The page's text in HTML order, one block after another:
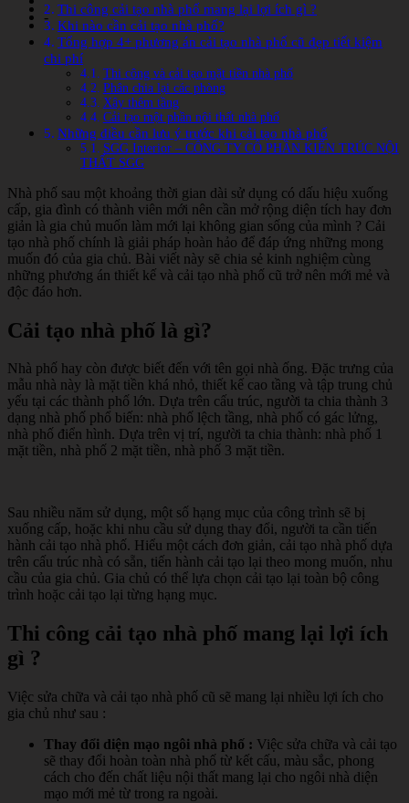
-
Thi công cải tạo nhà phố mang lại lợi ích gì ?
Khi nào cần cải tạo nhà phố?
Tổng hợp 4+ phương án cải tạo nhà phố cũ đẹp tiết kiệm
chi phí
Thi công và cải tạo mặt tiền nhà phố
Phân chia lại các phòng
Xây thêm tầng
Cải tạo một phần nội thất nhà phố
Những điều cần lưu ý trước khi cải tạo nhà phố
SGG Interior – CÔNG TY CỔ PHẦN KIẾN TRÚC NỘI
THẤT SGG
Nhà phố sau một khoảng thời gian dài sử dụng có dấu hiệu xuống
cấp, gia đình có thành viên mới nên cần mở rộng diện tích hay đơn
giản là gia chủ muốn làm mới lại không gian sống của mình ? Cải
tạo nhà phố chính là giải pháp hoàn hảo để đáp ứng những mong
muốn đó của gia chủ. Bài viết này sẽ chia sẻ kinh nghiệm cùng
những phương án thiết kế và cải tạo nhà phố cũ trở nên mới mẻ và
độc đáo hơn.
Cải tạo nhà phố là gì?
Nhà phố hay còn được biết đến với tên gọi nhà ống. Đặc trưng của
mẫu nhà này là mặt tiền khá nhỏ, thiết kế cao tầng và tập trung chủ
yếu tại các thành phố lớn. Dựa trên cấu trúc, người ta chia thành 3
dạng nhà phố phổ biến: nhà phố lệch tầng, nhà phố có gác lửng,
nhà phố điển hình. Dựa trên vị trí, người ta chia thành: nhà phố 1
mặt tiền, nhà phố 2 mặt tiền, nhà phố 3 mặt tiền.
Sau nhiều năm sử dụng, một số hạng mục của công trình sẽ bị
xuống cấp, hoặc khi nhu cầu sử dụng thay đổi, người ta cần tiến
hành cải tạo nhà phố. Hiểu một cách đơn giản, cải tạo nhà phố dựa
trên cấu trúc nhà có sẵn, tiến hành cải tạo lại theo mong muốn, nhu
cầu của gia chủ. Gia chủ có thể lựa chọn cải tạo lại toàn bộ công
trình hoặc cải tạo lại từng hạng mục.
Thi công cải tạo nhà phố mang lại lợi ích
gì ?
Việc sửa chữa và cải tạo nhà phố cũ sẽ mang lại nhiều lợi ích cho
gia chủ như sau :
Thay đổi diện mạo ngôi nhà phố : Việc sửa chữa và cải tạo
sẽ thay đổi hoàn toàn nhà phố từ kết cấu, màu sắc, phong
cách cho đến chất liệu nội thất mang lại cho ngôi nhà diện
mạo mới mẻ từ trong ra ngoài.